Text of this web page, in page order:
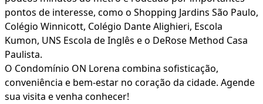
pontos de interesse, como o Shopping Jardins São Paulo,
Colégio Winnicott, Colégio Dante Alighieri, Escola
Kumon, UNS Escola de Inglês e o DeRose Method Casa
Paulista.
O Condomínio ON Lorena combina sofisticação,
conveniência e bem-estar no coração da cidade. Agende
sua visita e venha conhecer!